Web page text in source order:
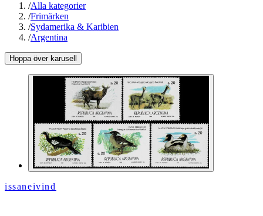
/Alla kategorier
/Frimärken
/Sydamerika & Karibien
/Argentina
Hoppa över karusell
issaneivind